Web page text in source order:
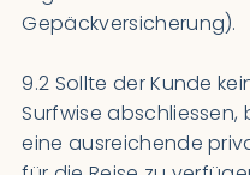
Gepäckversicherung).
9.2 Sollte der Kunde
Surfwise
eine ausreichende